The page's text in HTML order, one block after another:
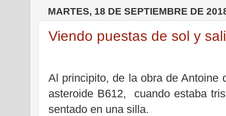
MARTES, 18 DE SEPTIEMBRE DE
Viendo puestas de sol y
Al principito, de la obra de Antoine
asteroide B612,
cuando estaba
sentado en una silla.